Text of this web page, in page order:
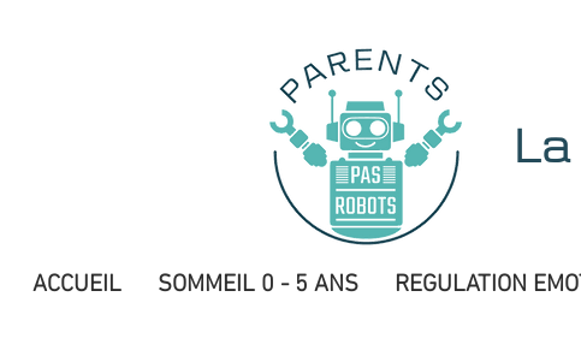
ACCUEIL SOMMEIL 0 - 5 ANS REGULATION